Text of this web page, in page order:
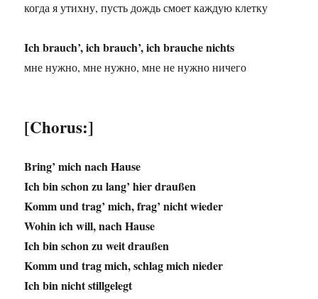
когда я утихну, пусть дождь смоет каждую клетку
Ich brauch’, ich brauch’, ich brauche nichts
мне нужно, мне нужно, мне не нужно ничего
[Chorus:]
Bring’ mich nach Hause
Ich bin schon zu lang’ hier draußen
Komm und trag’ mich, frag’ nicht wieder
Wohin ich will, nach Hause
Ich bin schon zu weit draußen
Komm und trag mich, schlag mich nieder
Ich bin nicht stillgelegt